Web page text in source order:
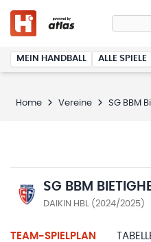
MEIN HANDBALL ALLE SPIELE
Home Vereine SG BBM
SG BBM
DAIKIN HBL (2024/2025)
TEAM-SPIELPLAN